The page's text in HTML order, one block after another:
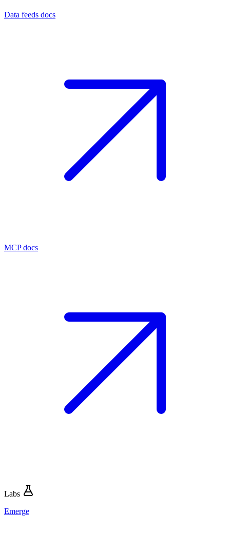
Data feeds docs
MCP docs
Labs
Emerge